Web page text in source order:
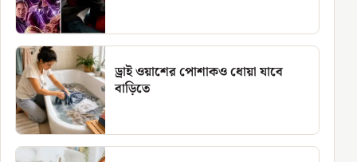
ড্রাই ওয়াশের পোশাকও ধোয়া যাবে
বাড়িতে